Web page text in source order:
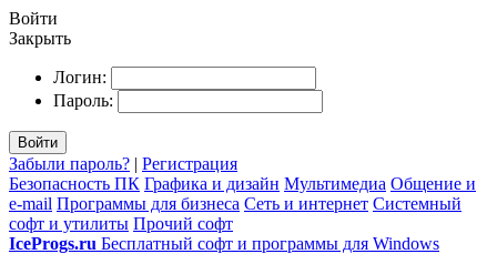
Войти
Закрыть
Логин:
Пароль:
Войти
Забыли пароль? | Регистрация
Безопасность ПК Графика и дизайн Мультимедиа Общение и
e-mail Программы для бизнеса Сеть и интернет Системный
софт и утилиты Прочий софт
IceProgs.ru Бесплатный софт и программы для Windows